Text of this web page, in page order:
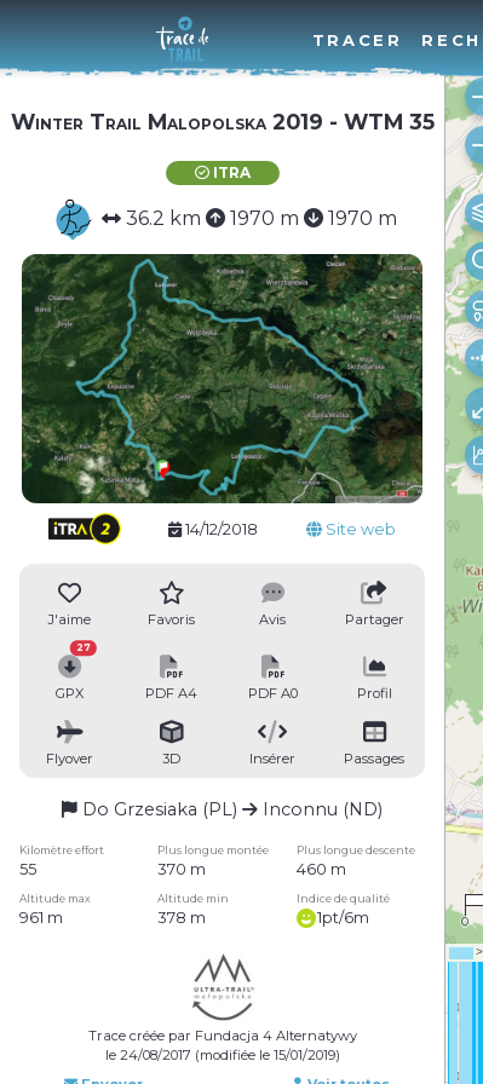
TRACER
Winter Trail Malopolska 2019 - WTM 35
ITRA
36.2 km 1970 m 1970 m
14/12/2018 Site web
J'aime Favoris Avis Partager
GPX
27
PDF A4 PDF A0 Profil
Flyover 3D Insérer Passages
Do Grzesiaka (PL) Inconnu (ND)
Kilomètre effort Plus longue montée Plus longue descente
55 370 m 460 m
Altitude max Altitude min Indice de qualité
961 m 378 m 1pt/6m
Trace créée par Fundacja 4 Alternatywy
le 24/08/2017 (modifiée le 15/01/2019)
0